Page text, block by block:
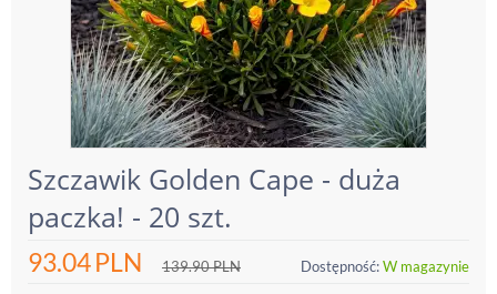
Szczawik Golden Cape - duża
paczka! - 20 szt.
93.04PLN 139.90PLN Dostępność:W magazynie